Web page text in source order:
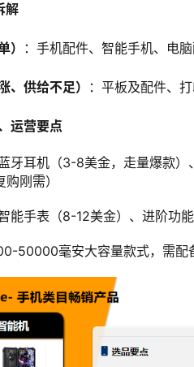
解
） ：手机配件、智能手机、电
、供给不足） ：平板及配件、
运营要点
牙耳机（3-8美金，走量爆款
刚需）
能手表（8-12美金）、进阶功
50000毫安大容量款式，需配